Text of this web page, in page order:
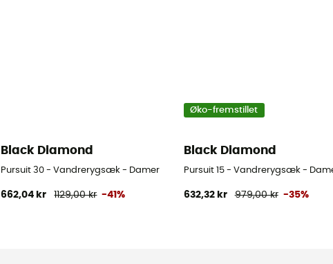
Black Diamond
Pursuit 30 - Vandrerygsæk - Damer
662,04 kr 1129,00 kr -41%
Øko-fremstillet
Black Diamond
Pursuit 15 - Vandrerygsæk -
632,32 kr 979,00 kr -35%